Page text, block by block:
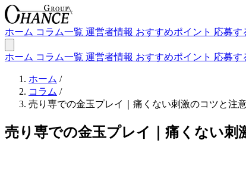
ホーム コラム一覧 運営者情報 おすすめポイント 応募す
ホーム コラム一覧 運営者情報 おすすめポイント 応募す
ホーム /
コラム /
売り専での金玉プレイ｜痛くない刺激のコツと注
売り専での金玉プレイ｜痛くない刺